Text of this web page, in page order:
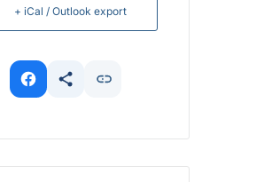
+ iCal / Outlook export